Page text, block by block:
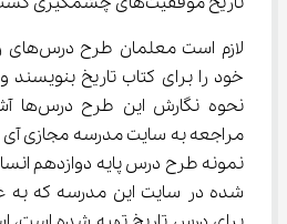
لازم است
مراجعه به سایت مدرسه مجازی آی
شده در سایت این مدرسه که به